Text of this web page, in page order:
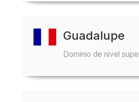
Guadalupe
Dominio de nivel